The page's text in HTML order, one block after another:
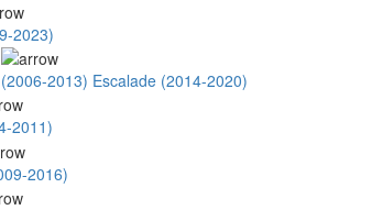
2023)
2013) Escalade (2014-2020)
2011)
2016)